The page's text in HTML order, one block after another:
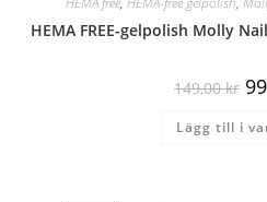
HEMA FREE-gelpolish Molly
149,00kr
Lägg till i